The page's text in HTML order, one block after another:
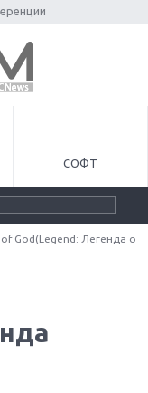
СОФТ
God(Legend: Легенда о